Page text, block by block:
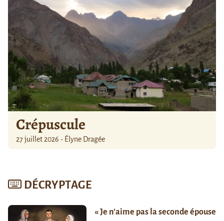
Crépuscule
27 juillet 2026 - Élyne Dragée
DÉCRYPTAGE
« Je n’aime pas la seconde épouse